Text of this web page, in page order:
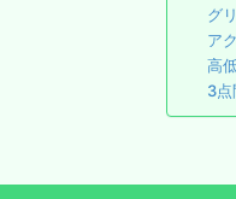
グ
ア
高
3点